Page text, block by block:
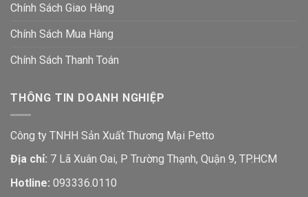
Chính Sách Giao Hàng
Chính Sách Mua Hàng
Chính Sách Thanh Toán
THÔNG TIN DOANH NGHIỆP
Công ty TNHH Sản Xuất Thương Mại Petto
Địa chỉ: 7 Lã Xuân Oai, P Trường Thạnh, Quận 9, TP.HCM
Hotline: 093336.0110